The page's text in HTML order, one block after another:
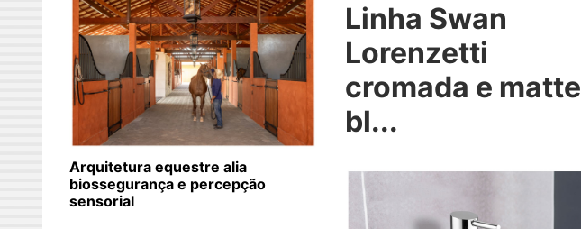
Linha Swan
Lorenzetti
cromada e matte
bl...
Arquitetura equestre alia
biossegurança e percepção
sensorial